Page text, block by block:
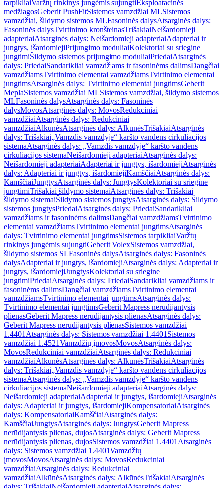
tarpikliaiVaržtų rinkinys jungėmis sujungtiEksploatacinės
medžiagosGeberit PushFitSistemos vamzdžiai MLSistemos
vamzdžiai, šildymo sistemos MLFasoninės dalysAtsarginės dalys:
Fasoninės dalysTvirtinimo kronšteinasTrišakiaiNeišardomieji
adapteriaiAtsarginės dalys: Neišardomieji adapteriaiAdapteriai ir
jungtys, išardomiejiPrijungimo moduliaiKolektoriai su sriegine
jungtimiŠildymo sistemos prijungimo moduliaiPriedaiAtsarginės
dalys: PriedaiSandarikliai vamzdžiams ir fasoninėms dalimsDangčiai
vamzdžiamsTvirtinimo elementai vamzdžiamsTvirtinimo elementai
jungtimsAtsarginės dalys: Tvirtinimo elementai jungtimsGeberit
MeplaSistemos vamzdžiai MLSistemos vamzdžiai, šildymo sistemos
MLFasoninės dalysAtsarginės dalys: Fasoninės
dalysMovosAtsarginės dalys: MovosRedukciniai
vamzdžiaiAtsarginės dalys: Redukciniai
vamzdžiaiAlkūnėsAtsarginės dalys: AlkūnėsTrišakiaiAtsarginės
dalys: Trišakiai„Vamzdis vamzdyje“ karšto vandens cirkuliacijos
sistemaAtsarginės dalys: „Vamzdis vamzdyje“ karšto vandens
cirkuliacijos sistemaNeišardomieji adapteriaiAtsarginės dalys:
Neišardomieji adapteriaiAdapteriai ir jungtys, išardomiejiAtsarginės
dalys: Adapteriai ir jungtys, išardomiejiKamščiaiAtsarginės dalys:
KamščiaiJungtysAtsarginės dalys: JungtysKolektoriai su sriegine
jungtimiTrišakiai šildymo sistemaiAtsarginės dalys: Trišakiai
šildymo sistemaiŠildymo sistemos jungtysAtsarginės dalys: Šildymo
sistemos jungtysPriedaiAtsarginės dalys: PriedaiSandarikliai
vamzdžiams ir fasoninėms dalimsDangčiai vamzdžiamsTvirtinimo
elementai vamzdžiamsTvirtinimo elementai jungtimsAtsarginės
dalys: Tvirtinimo elementai jungtimsSistemos tarpikliaiVaržtų
rinkinys jungėmis sujungtiGeberit VolexSistemos vamzdžiai,
šildymo sistemos SLFasoninės dalysAtsarginės dalys: Fasoninės
dalysAdapteriai ir jungtys, išardomiejiAtsarginės dalys: Adapteriai ir
jungtys, išardomiejiJungtysKolektoriai su sriegine
jungtimiPriedaiAtsarginės dalys: PriedaiSandarikliai vamzdžiams ir
fasoninėms dalimsDangčiai vamzdžiamsTvirtinimo elementai
vamzdžiamsTvirtinimo elementai jungtimsAtsarginės dalys:
Tvirtinimo elementai jungtimsGeberit Mapress nerūdijantysis
plienasGeberit Mapress nerūdijantysis plienasAtsarginės dalys:
Geberit Mapress nerūdijantysis plienasSistemos vamzdžiai
1.4401 Atsarginės dalys: Sistemos vamzdžiai 1.4401 Sistemos
vamzdžiai 1.4521Vamzdžių įmovosMovosAtsarginės dalys:
MovosRedukciniai vamzdžiaiAtsarginės dalys: Redukciniai
vamzdžiaiAlkūnėsAtsarginės dalys: AlkūnėsTrišakiaiAtsarginės
dalys: Trišakiai„Vamzdis vamzdyje“ karšto vandens cirkuliacijos
sistemaAtsarginės dalys: „Vamzdis vamzdyje“ karšto vandens
cirkuliacijos sistemaNeišardomieji adapteriaiAtsarginės dalys:
Neišardomieji adapteriaiAdapteriai ir jungtys, išardomiejiAtsarginės
dalys: Adapteriai ir jungtys, išardomiejiKompensatoriaiAtsarginės
dalys: KompensatoriaiKamščiaiAtsarginės dalys:
KamščiaiJungtysAtsarginės dalys: JungtysGeberit Mapress
nerūdijantysis plienas, dujosAtsarginės dalys: Geberit Mapress
nerūdijantysis plienas, dujosSistemos vamzdžiai 1.4401 Atsarginės
dalys: Sistemos vamzdžiai 1.4401Vamzdžių
įmovosMovosAtsarginės dalys: MovosRedukciniai
vamzdžiaiAtsarginės dalys: Redukciniai
vamzdžiaiAlkūnėsAtsarginės dalys: AlkūnėsTrišakiaiAtsarginės
dalys: TrišakiaiNeišardomieji adapteriaiAtsarginės dalys: